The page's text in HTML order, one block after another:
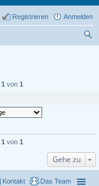
Anmelden
Registrieren
1 von 1
1 von 1
Gehe zu
Das Team
Kontakt